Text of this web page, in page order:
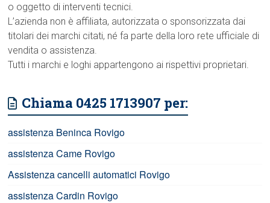
o oggetto di interventi tecnici.
L’azienda non è affiliata, autorizzata o sponsorizzata dai
titolari dei marchi citati, né fa parte della loro rete ufficiale di
vendita o assistenza.
Tutti i marchi e loghi appartengono ai rispettivi proprietari.
Chiama 0425 1713907 per:
assistenza Beninca Rovigo
assistenza Came Rovigo
Assistenza cancelli automatici Rovigo
assistenza Cardin Rovigo